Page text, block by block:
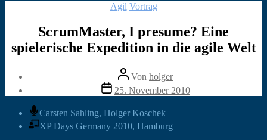
Kategorien
Agil Vortrag
ScrumMaster, I presume? Eine
spielerische Expedition in die agile Welt
Beitragsautor
Von holger
Veröffentlichungsdatum
25. November 2010
Carsten Sahling, Holger Koschek
XP Days Germany 2010, Hamburg